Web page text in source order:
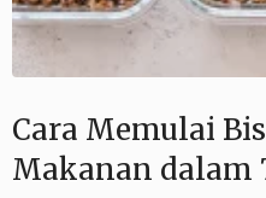
Cara Memulai
Makanan dalam